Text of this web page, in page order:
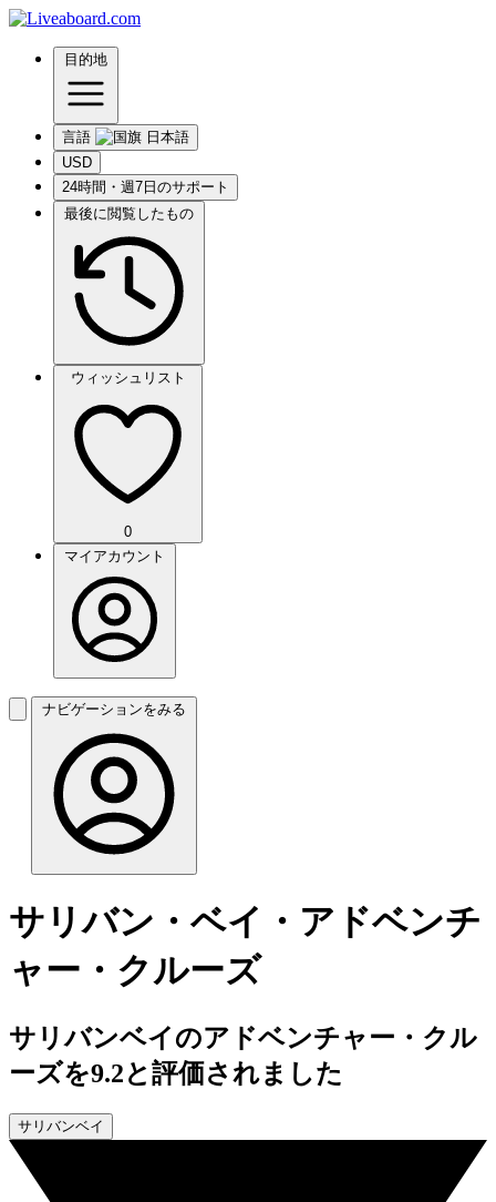
目的地
言語
USD
24時間・週7日のサポート
最後に閲覧したもの
ウィッシュリスト
0
マイアカウント
ナビゲーションをみる
サリバン・ベイ・アドベンチ
ャー・クルーズ
サリバンベイのアドベンチャー・クル
ーズを9.2と評価されました
サリバンベイ